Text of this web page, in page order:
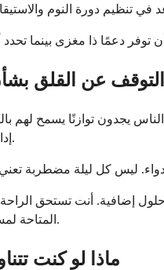
عن القلق بشأن
يجدون توازنًا يسمح لهم
إدارة حالاتهم الصحية بفعالية.
إضافية. أنت تستحق
المتاحة لمساعدتك في الحصول عليها.
ماذا لو كنت